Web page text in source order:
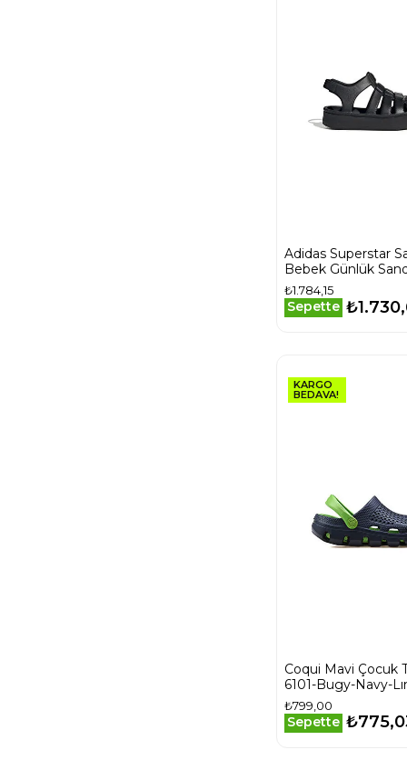
Adidas Superstar
Bebek Günlük
JS2845 Siyah
₺1.784,15
Sepette
KARGO
BEDAVA!
Coqui Mavi Çocuk
6101-Bugy-Navy-
Bugy-Navy-Lıme
₺799,00
Sepette